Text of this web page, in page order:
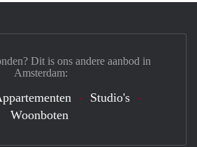
Dit is ons andere aanbod in
Amsterdam:
Studio's
Woonboten